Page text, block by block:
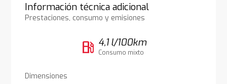
Información técnica adicional
Prestaciones, consumo y emisiones
local_gas_station 4,1 l/100km
Consumo mixto
Dimensiones